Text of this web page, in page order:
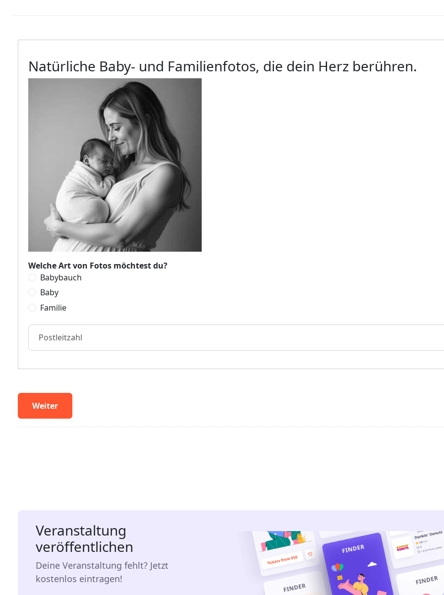
Welche Art von Fotos möchtest du?
Natürliche Baby- und Familienfotos, die dein Herz berühren.
Welche Art von Fotos möchtest du?
Babybauch
Baby
Familie
Postleitzahl
Veranstaltung
veröffentlichen
Deine Veranstaltung fehlt? Jetzt
kostenlos eintragen!